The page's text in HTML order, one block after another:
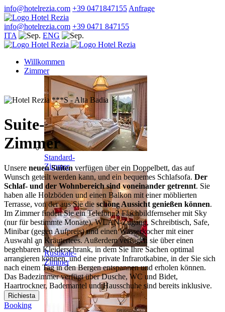
info@hotelrezia.com +39 0471847155 Anfrage
info@hotelrezia.com +39 0471 847155
ITA
ENG
Willkommen
Zimmer
Standard-
Zimmer
Rustikale-
Zimmer
Suite-
Zimmer
Unsere neuen Suiten verfügen über ein Doppelbett, das auf
Wunsch geteilt werden kann, und ein bequemes Schlafsofa. Der
Schlaf- und der Wohnbereich sind voneinander getrennt. Sie
haben alle Holzböden und einen Balkon mit einer möblierten
Terrasse, von der aus Sie die schöne Aussicht genießen können.
Im Zimmer finden Sie ein Telefon, 2 Flachbildfernseher mit Sky
(nur für bestimmte Monate), WLAN-Zugang, Schreibtisch, Safe,
Minibar (gegen Aufpreis) und einen Wasserkocher mit einer
Auswahl an Kräutertees. Außerdem verfügen sie über einen
begehbaren Kleiderschrank, in dem Sie Ihre Sachen optimal
arrangieren können, und eine private Infrarotkabine, in der Sie sich
nach einem Tag in den Bergen entspannen und erholen können.
Das Badezimmer verfügt über Dusche, WC und Bidet,
Haartrockner, Bademantel und Hausschuhe sind bereits inklusive.
Richiesta
Booking